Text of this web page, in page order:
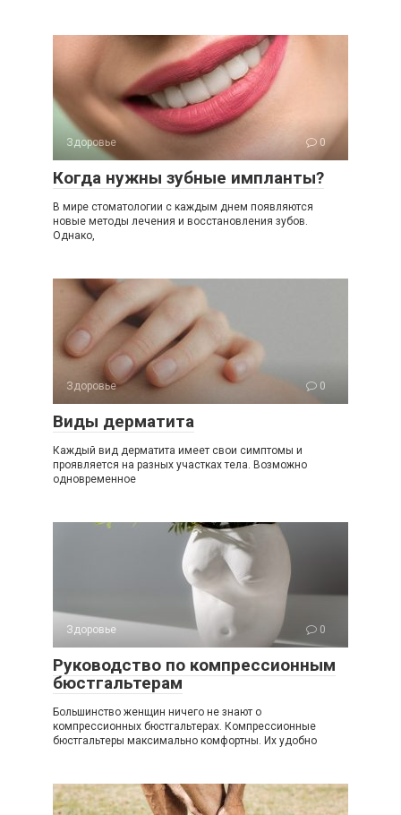
Здоровье 0
Когда нужны зубные импланты?
В мире стоматологии с каждым днем появляются
новые методы лечения и восстановления зубов.
Однако,
Здоровье 0
Виды дерматита
Каждый вид дерматита имеет свои симптомы и
проявляется на разных участках тела. Возможно
одновременное
Здоровье 0
Руководство по компрессионным
бюстгальтерам
Большинство женщин ничего не знают о
компрессионных бюстгальтерах. Компрессионные
бюстгальтеры максимально комфортны. Их удобно